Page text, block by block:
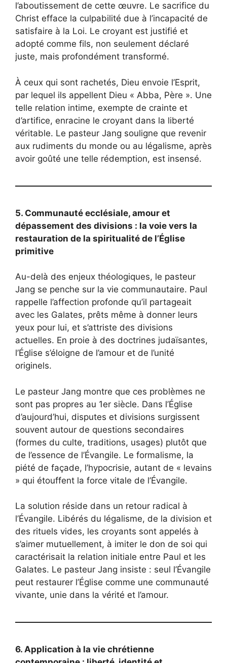
l’aboutissement de cette œuvre. Le sacrifice du
Christ efface la culpabilité due à l’incapacité de
satisfaire à la Loi. Le croyant est justifié et
adopté comme fils, non seulement déclaré
juste, mais profondément transformé.
À ceux qui sont rachetés, Dieu envoie l’Esprit,
par lequel ils appellent Dieu « Abba, Père ». Une
telle relation intime, exempte de crainte et
d’artifice, enracine le croyant dans la liberté
véritable. Le pasteur Jang souligne que revenir
aux rudiments du monde ou au légalisme, après
avoir goûté une telle rédemption, est insensé.
5. Communauté ecclésiale, amour et
dépassement des divisions : la voie vers la
restauration de la spiritualité de l’Église
primitive
Au-delà des enjeux théologiques, le pasteur
Jang se penche sur la vie communautaire. Paul
rappelle l’affection profonde qu’il partageait
avec les Galates, prêts même à donner leurs
yeux pour lui, et s’attriste des divisions
actuelles. En proie à des doctrines judaïsantes,
l’Église s’éloigne de l’amour et de l’unité
originels.
Le pasteur Jang montre que ces problèmes ne
sont pas propres au 1er siècle. Dans l’Église
d’aujourd’hui, disputes et divisions surgissent
souvent autour de questions secondaires
(formes du culte, traditions, usages) plutôt que
de l’essence de l’Évangile. Le formalisme, la
piété de façade, l’hypocrisie, autant de « levains
» qui étouffent la force vitale de l’Évangile.
La solution réside dans un retour radical à
l’Évangile. Libérés du légalisme, de la division et
des rituels vides, les croyants sont appelés à
s’aimer mutuellement, à imiter le don de soi qui
caractérisait la relation initiale entre Paul et les
Galates. Le pasteur Jang insiste : seul l’Évangile
peut restaurer l’Église comme une communauté
vivante, unie dans la vérité et l’amour.
6. Application à la vie chrétienne